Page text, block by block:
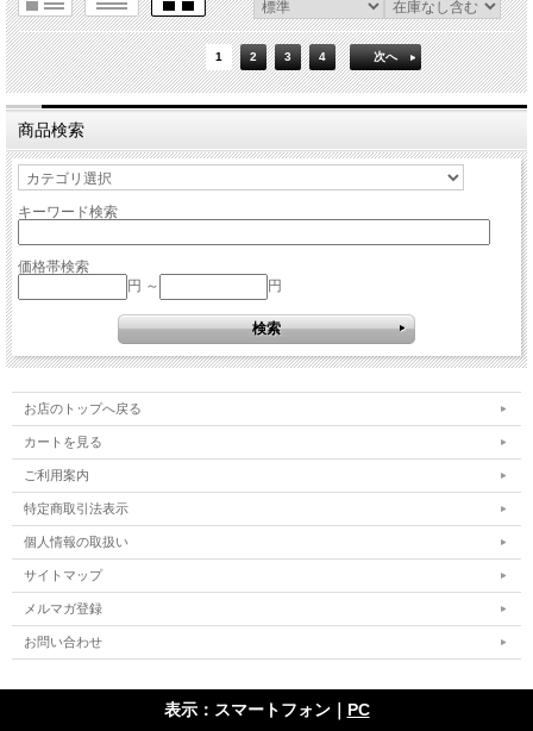
1 2 3 4 次へ
商品検索
キーワード検索
価格帯検索
円 ～
円
お店のトップへ戻る
カートを見る
ご利用案内
特定商取引法表示
個人情報の取扱い
サイトマップ
メルマガ登録
お問い合わせ
表示：スマートフォン｜ PC